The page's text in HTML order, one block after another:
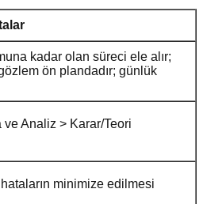
kadar olan süreci ele alır;
ön plandadır; günlük
Analiz > Karar/Teori
minimize edilmesi